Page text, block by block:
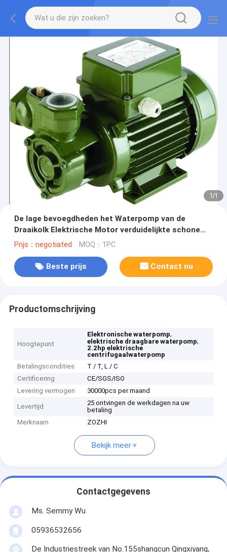
1/1
De lage bevoegdheden het Waterpomp van de
Draaikolk Elektrische Motor verduidelijkte schone
waterpomp 2.2HP kf-6 Reeksen
Prijs：negotiated MOQ：1PC
Beste prijs Contact nu
Productomschrijving
Hoogtepunt
Elektronische waterpomp,
elektrische draagbare waterpomp,
2.2hp elektrische
centrifugaalwaterpomp
Betalingscondities
T / T, L / C
Certificering
CE/SGS/ISO
Levering vermogen
30000pcs per maand
Levertijd
25 ontvingen de werkdagen na uw
betaling
Merknaam
ZOZHI
Bekijk meer
Contactgegevens
Ms. Semmy Wu
05936532656
De Industriestreek van No.155shangcun Qingxiyang,